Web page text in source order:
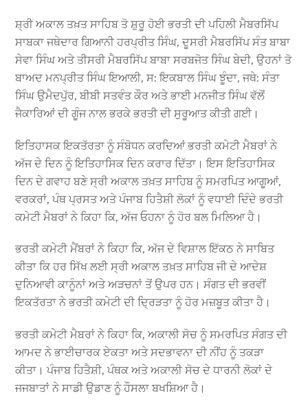
ਸ਼੍ਰੀ ਅਕਾਲ ਤਖ਼ਤ ਸਾਹਿਬ ਤੋ ਸ਼ੁਰੂ ਹੋਈ ਭਰਤੀ ਦੀ ਪਹਿਲੀ ਮੈਬਰਸਿੱਪ
ਸਾਬਕਾ ਜਥੇਦਾਰ ਗਿਆਨੀ ਹਰਪ੍ਰੀਤ ਸਿੰਘ, ਦੂਸਰੀ ਮੈਬਰਸਿੱਪ ਸੰਤ ਬਾਬਾ
ਸੇਵਾ ਸਿੰਘ ਅਤੇ ਤੀਸਰੀ ਮੈਬਰਸਿੱਪ ਬਾਬਾ ਸਰਬਜੋਤ ਸਿੰਘ ਬੇਦੀ, ਉਹਨਾਂ ਤੋ
ਬਾਅਦ ਮਨਪ੍ਰੀਤ ਸਿੰਘ ਇਆਲੀ, ਸ: ਇਕਬਾਲ ਸਿੰਘ ਝੂੰਦਾ, ਜਥੇ: ਸੰਤਾ
ਸਿੰਘ ਉਮੈਦਪੁੱਰ, ਬੀਬੀ ਸਤਵੰਤ ਕੌਰ ਅਤੇ ਭਾਈ ਮਨਜੀਤ ਸਿੰਘ ਵੱਲੋਂ
ਜੈਕਾਰਿਆਂ ਦੀ ਗੂੰਜ ਨਾਲ ਭਰਕੇ ਭਰਤੀ ਦੀ ਸੁਰੂਆਤ ਕੀਤੀ ਗਈ।
ਇਤਿਹਾਸਕ ਇਕਤੱਰਤਾ ਨੂੰ ਸੰਬੋਧਨ ਕਰਦਿਆਂ ਭਰਤੀ ਕਮੇਟੀ ਮੈਬਰਾਂ ਨੇ
ਅੱਜ ਦੇ ਦਿਨ ਨੂੰ ਇਤਿਹਾਸਿਕ ਦਿਨ ਕਰਾਰ ਦਿੱਤਾ। ਇਸ ਇਤਿਹਾਸਿਕ
ਦਿਨ ਦੇ ਗਵਾਹ ਬਣੇ ਸ੍ਰੀ ਅਕਾਲ ਤਖ਼ਤ ਸਾਹਿਬ ਨੂੰ ਸਮਰਪਿਤ ਆਗੂਆਂ,
ਵਰਕਰਾਂ, ਪੰਥ ਪ੍ਰਸਤ ਅਤੇ ਪੰਜਾਬ ਹਿਤੈਸ਼ੀ ਲੋਕਾਂ ਨੂੰ ਵਧਾਈ ਦਿੰਦੇ ਭਰਤੀ
ਕਮੇਟੀ ਮੈਬਰਾਂ ਨੇ ਕਿਹਾ ਕਿ, ਅੱਜ ਓਹਨਾ ਨੂੰ ਹੋਰ ਬਲ ਮਿਲਿਆ ਹੈ।
ਭਰਤੀ ਕਮੇਟੀ ਮੈਂਬਰਾਂ ਨੇ ਕਿਹਾ ਕਿ, ਅੱਜ ਦੇ ਵਿਸ਼ਾਲ ਇੱਕਠ ਨੇ ਸਾਬਿਤ
ਕੀਤਾ ਕਿ ਹਰ ਸਿੱਖ ਲਈ ਸ੍ਰੀ ਅਕਾਲ ਤਖ਼ਤ ਸਾਹਿਬ ਜੀ ਦੇ ਆਦੇਸ਼
ਦੁਨਿਆਵੀ ਕਾਨੂੰਨਾਂ ਅਤੇ ਅੜਚਨਾਂ ਤੋਂ ਉਪਰ ਹਨ। ਸੰਗਤ ਦੀ ਭਰਵੀਂ
ਇਕਤੱਰਤਾ ਨੇ ਭਰਤੀ ਕਮੇਟੀ ਦੀ ਦ੍ਰਿੜਤਾ ਨੂੰ ਹੋਰ ਮਜ਼ਬੂਤ ਕੀਤਾ ਹੈ।
ਭਰਤੀ ਕਮੇਟੀ ਮੈਬਰਾਂ ਨੇ ਕਿਹਾ ਕਿ, ਅਕਾਲੀ ਸੋਚ ਨੂੰ ਸਮਰਪਿਤ ਸੰਗਤ ਦੀ
ਆਮਦ ਨੇ ਭਾਈਚਾਰਕ ਏਕਤਾ ਅਤੇ ਸਦਭਾਵਨਾ ਦੀ ਨੀਂਹ ਨੂੰ ਤਕੜਾ
ਕੀਤਾ। ਪੰਜਾਬ ਹਿਤੈਸ਼ੀ, ਪੰਥਕ ਅਤੇ ਅਕਾਲੀ ਸੋਚ ਦੇ ਧਾਰਨੀ ਲੋਕਾਂ ਦੇ
ਜਜਬਾਤਾਂ ਨੇ ਸਾਡੀ ਉਡਾਣ ਨੂੰ ਹੌਸਲਾ ਬਖਸ਼ਿਆ ਹੈ।